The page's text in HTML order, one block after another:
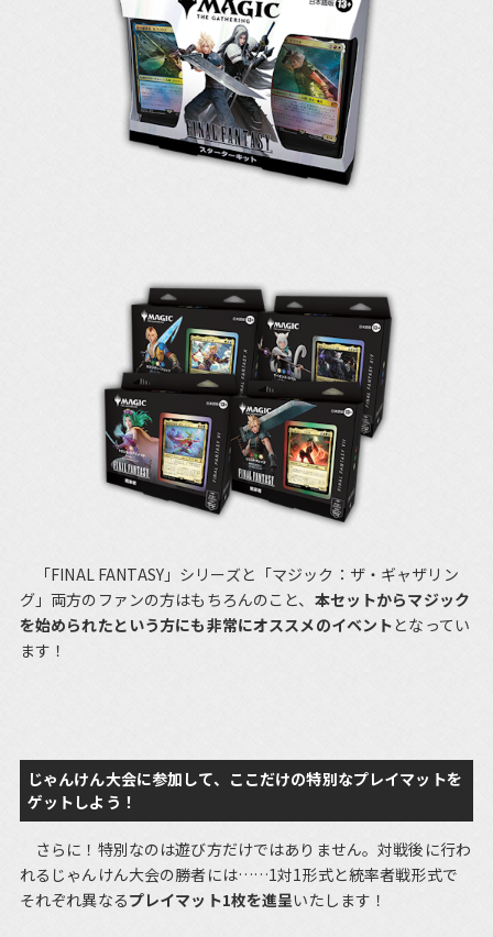
「FINAL FANTASY」シリーズと「マジック：ザ・ギャザリン
グ」両方のファンの方はもちろんのこと、 本セットからマジック
を始められたという方にも非常にオススメのイベントとなってい
ます！
じゃんけん大会に参加して、ここだけの特別なプレイマットを
ゲットしよう！
さらに！特別なのは遊び方だけではありません。対戦後に行わ
れるじゃんけん大会の勝者には……1対1形式と統率者戦形式で
それぞれ異なるプレイマット1枚を進呈いたします！